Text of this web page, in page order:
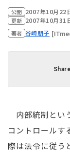
公開 2007年10月22
更新 2007年10月31
著者 谷崎朋子
Share
内部統制とい
コントロールす
際は法令に従う